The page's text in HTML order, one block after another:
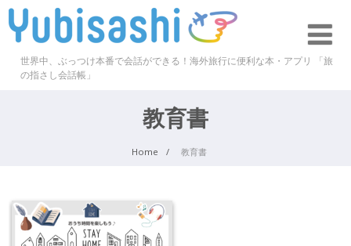
世界中、ぶっつけ本番で会話ができる！海外旅行に便利な本・アプリ 「旅
の指さし会話帳」
教育書
Home 教育書